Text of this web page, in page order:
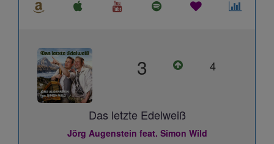
3 4
Das letzte Edelweiß
Jörg Augenstein feat. Simon Wild